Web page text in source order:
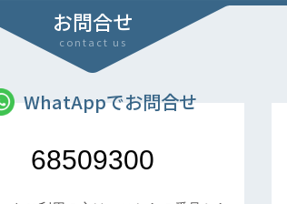
お問合せ
contact us
WhatAppでお問合せ
68509300